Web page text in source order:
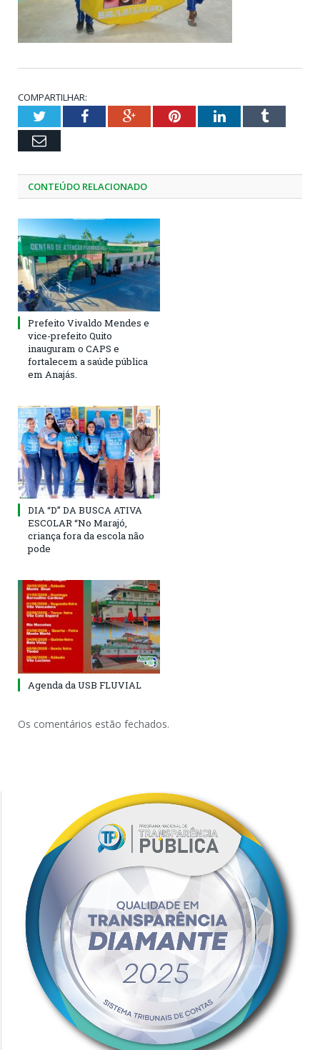
COMPARTILHAR:
TwitterFacebookGoogle+PinterestLinkedInTumblr
Email
CONTEÚDO RELACIONADO
Prefeito Vivaldo Mendes e
vice-prefeito Quito
inauguram o CAPS e
fortalecem a saúde pública
em Anajás.
DIA “D” DA BUSCA ATIVA
ESCOLAR “No Marajó,
criança fora da escola não
pode
Agenda da USB FLUVIAL
Os comentários estão fechados.